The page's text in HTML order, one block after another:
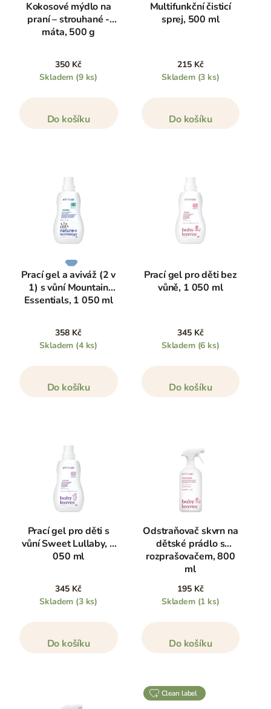
Kokosové mýdlo na
praní – strouhané -
máta, 500 g
350 Kč
Skladem (9 ks)
Do košíku
Multifunkční čisticí
sprej, 500 ml
215 Kč
Skladem (3 ks)
Do košíku
Prací gel a aviváž (2 v
1) s vůní Mountain
Essentials, 1 050 ml
358 Kč
Skladem (4 ks)
Do košíku
Prací gel pro děti bez
vůně, 1 050 ml
345 Kč
Skladem (6 ks)
Do košíku
Prací gel pro děti s
vůní Sweet Lullaby, 1
050 ml
345 Kč
Skladem (3 ks)
Do košíku
Odstraňovač skvrn na
dětské prádlo s
rozprašovačem, 800
ml
195 Kč
Skladem (1 ks)
Do košíku
clean label